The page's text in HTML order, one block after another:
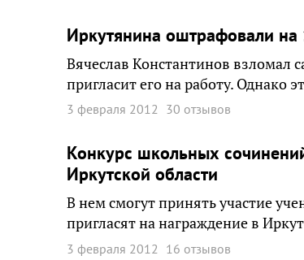
Иркутянина оштрафовали на
Вячеслав Константинов взломал
пригласит его на работу. Однако
3 февраля 2012 30 отзывов
Конкурс школьных
Иркутской области
В нем смогут принять участие
пригласят на награждение в
3 февраля 2012 16 отзывов